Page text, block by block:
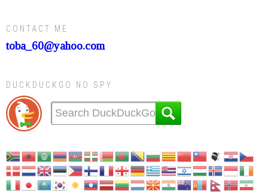
CONTACT ME
toba_60@yahoo.com
DUCKDUCKGO NO SPY